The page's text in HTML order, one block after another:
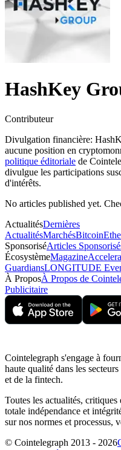
HashKey
Contributeur
Divulgation financière:
aucune position en
politique éditoriale de
divulgue les participations
d'intérêts.
No articles published yet.
ActualitésDernières
ActualitésMarchésBitcoin
SponsoriséArticles
ÉcosystèmeMagazine
GuardiansLONGITUDE
À ProposÀ Propos de
Publicitaire
Cointelegraph s'engage à
haute qualité dans les
et de la fintech.
Toutes les actualités,
totale indépendance et
sur nos normes et processus,
© Cointelegraph 2013 - 2026